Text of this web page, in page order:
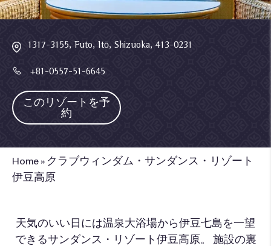
1317-3155, Futo, Itō, Shizuoka, 413-0231
+81-0557-51-6645
このリゾートを予
約
Home » クラブウィンダム・サンダンス・リゾート
伊豆高原
天気のいい日には温泉大浴場から伊豆七島を一望
できるサンダンス・リゾート伊豆高原。 施設の裏